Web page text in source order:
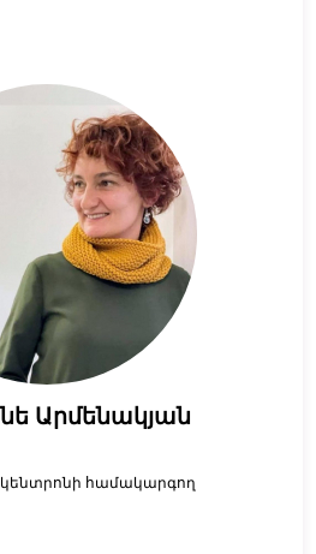
Արմենակյան
կենտրոնի համակարգող